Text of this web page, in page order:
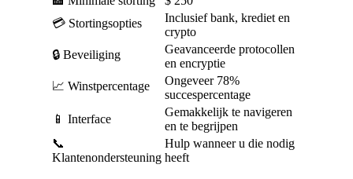
💳 Stortingsopties
Inclusief bank, krediet en
crypto
🔒 Beveiliging
Geavanceerde protocollen
en encryptie
📈 Winstpercentage
Ongeveer 78%
succespercentage
📱 Interface
Gemakkelijk te navigeren
en te begrijpen
📞
Klantenondersteuning
Hulp wanneer u die nodig
heeft